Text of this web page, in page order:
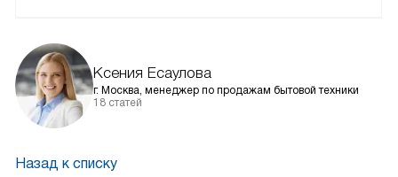
Ксения Есаулова
г. Москва, менеджер по продажам бытовой техники
18 статей
Назад к списку